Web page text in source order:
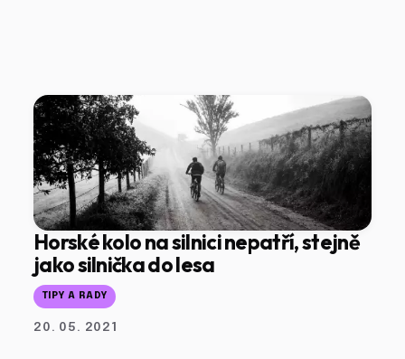
Horské kolo na silnici nepatří, stejně
jako silnička do lesa
TIPY A RADY
20. 05. 2021